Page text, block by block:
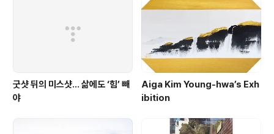
굿샷 뒤의 미스샷… 삶에도 ‘힘’ 빼
야
Aiga Kim Young-hwa’s Exh
ibition